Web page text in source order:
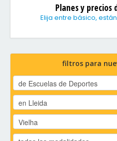
Planes y precios
Elija entre básico,
filtros para